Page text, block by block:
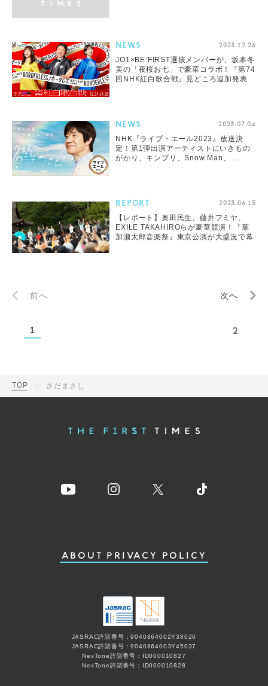
NEWS 2023.12.26
JO1×BE:FIRST選抜メンバーが、坂本冬
美の「夜桜お七」で豪華コラボ！『第74
回NHK紅白歌合戦』見どころ追加発表
NEWS 2023.07.04
NHK『ライブ・エール2023』放送決
定！第1弾出演アーティストにいきもの
がかり、キンプリ、Snow Man、
REPORT 2023.06.15
【レポート】奥田民生、藤井フミヤ、
EXILE TAKAHIROらが豪華競演！『葉
加瀬太郎音楽祭』東京公演が大盛況で幕
前へ 次へ
1 2
TOP さだまさし
ABOUT PRIVACY POLICY
JASRAC許諾番号：9040864002Y38026
JASRAC許諾番号：9040864003Y45037
NexTone許諾番号：ID000010827
NexTone許諾番号：ID000010828